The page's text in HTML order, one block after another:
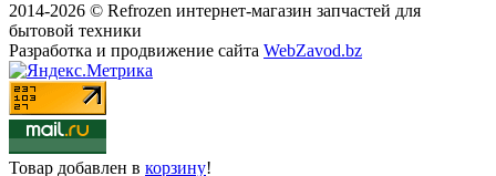
2014-2026 © Refrozen интернет-магазин запчастей для
бытовой техники
Разработка и продвижение сайта WebZavod.bz
Товар добавлен в корзину!